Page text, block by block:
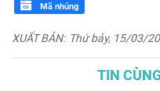
Mã nhúng
XUẤT BẢN: Thứ bảy, 15/03/
TIN